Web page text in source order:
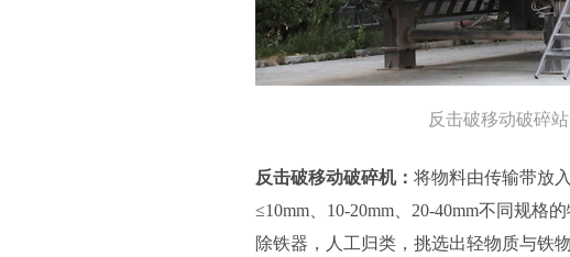
反击破移动破碎
反击破移动破碎机： 将物料由传输带放
≤10mm、10-20mm、20-40mm不同规格
除铁器，人工归类，挑选出轻物质与铁物